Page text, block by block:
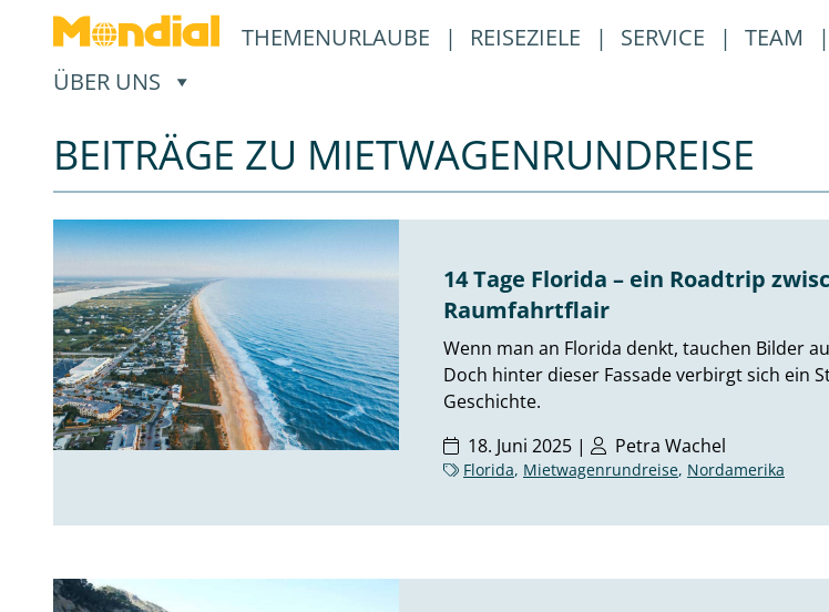
THEMENURLAUBE | REISEZIELE | SERVICE | TEAM |
ÜBER UNS , ÖFFNET EIN UNTERMENÜ
BEITRÄGE ZU MIETWAGENRUNDREISE
14 Tage Florida – ein Roadtrip
Raumfahrtflair
Wenn man an Florida denkt, tauchen Bilder
Doch hinter dieser Fassade verbirgt sich ein
Geschichte.
18. Juni 2025 |
Petra Wachel
Florida, Mietwagenrundreise, Nordamerika